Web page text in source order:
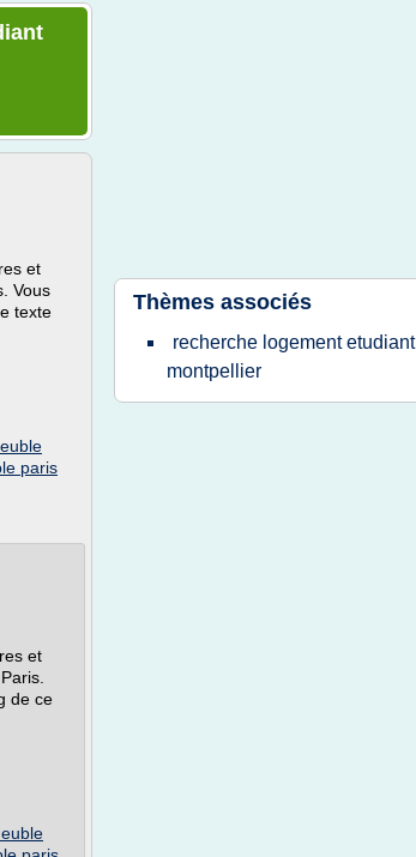
et
Vous
texte
paris
et
de ce
Thèmes associés
recherche logement etudiant
montpellier